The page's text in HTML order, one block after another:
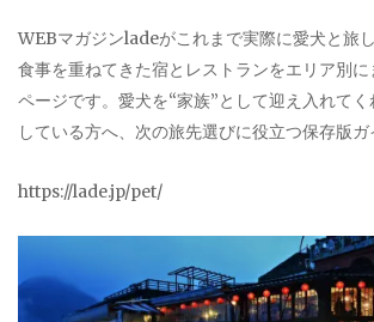
WEBマガジンladeがこれまで実際に愛犬と旅し
食事を重ねてきた宿とレストランをエリア別に
ページです。愛犬を“家族”として迎え入れて
している方へ、次の旅先選びに役立つ保存版ガ
https://lade.jp/pet/